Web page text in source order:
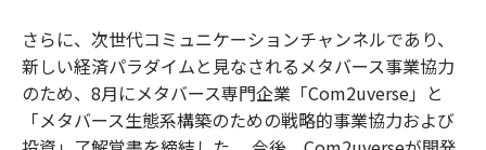
さらに、次世代コミュニケーションチャンネルであり、
新しい経済パラダイムと見なされるメタバース事業協力
のため、8月にメタバース専門企業「Com2uverse」と
「メタバース生態系構築のための戦略的事業協力および